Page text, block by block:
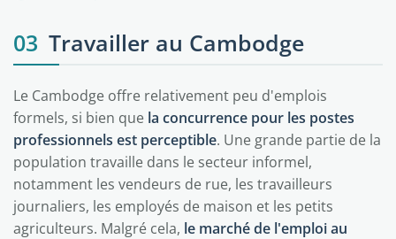
03 Travailler au Cambodge
Le Cambodge offre relativement peu d'emplois
formels, si bien que la concurrence pour les postes
professionnels est perceptible. Une grande partie de la
population travaille dans le secteur informel,
notamment les vendeurs de rue, les travailleurs
journaliers, les employés de maison et les petits
agriculteurs. Malgré cela, le marché de l'emploi au